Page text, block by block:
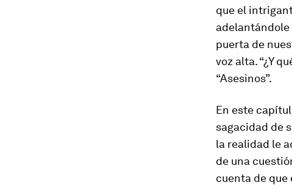
que el
adelantándole
puerta de
voz alta. “¿Y
“Asesinos”.
En este
sagacidad de
la realidad le
de una
cuenta de que